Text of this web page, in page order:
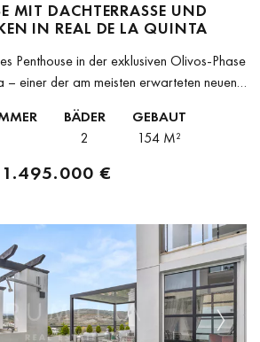
MIT DACHTERRASSE UND
IN REAL DE LA QUINTA
Penthouse in der exklusiven Olivos-Phase
– einer der am meisten erwarteten neuen,
erhöhter Hanglage...
BÄDER
2
GEBAUT
154 M²
1.495.000 €
Next